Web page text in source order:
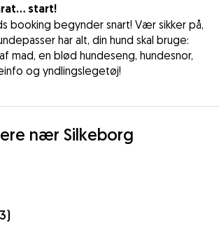
start!
booking begynder snart! Vær sikker på,
har alt, din hund skal bruge:
mad, en blød hundeseng, hundesnor,
og yndlingslegetøj!
nær Silkeborg